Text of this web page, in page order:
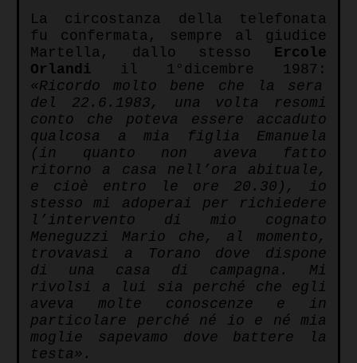
La circostanza della telefonata
fu confermata, sempre al giudice
Martella, dallo stesso Ercole
Orlandi il 1°dicembre 1987:
«Ricordo molto bene che la sera
del 22.6.1983, una volta resomi
conto che poteva essere accaduto
qualcosa a mia figlia Emanuela
(in quanto non aveva fatto
ritorno a casa nell’ora abituale,
e cioè entro le ore 20.30), io
stesso mi adoperai per richiedere
l’intervento di mio cognato
Meneguzzi Mario che, al momento,
trovavasi a Torano dove dispone
di una casa di campagna. Mi
rivolsi a lui sia perché che egli
aveva molte conoscenze e in
particolare perché né io e né mia
moglie sapevamo dove battere la
testa».